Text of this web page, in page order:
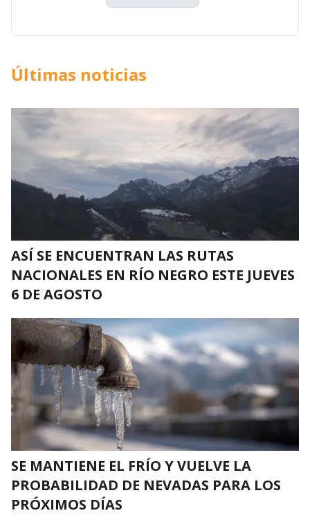
Últimas noticias
ASÍ SE ENCUENTRAN LAS RUTAS
NACIONALES EN RÍO NEGRO ESTE JUEVES
6 DE AGOSTO
SE MANTIENE EL FRÍO Y VUELVE LA
PROBABILIDAD DE NEVADAS PARA LOS
PRÓXIMOS DÍAS